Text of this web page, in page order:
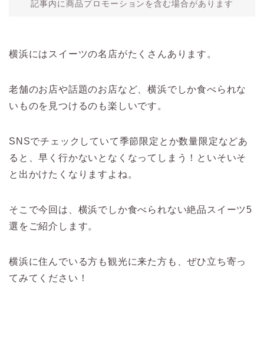
記事内に商品プロモーションを含む場合があります
横浜にはスイーツの名店がたくさんあります。
老舗のお店や話題のお店など、横浜でしか食べられな
いものを見つけるのも楽しいです。
SNSでチェックしていて季節限定とか数量限定などあ
ると、早く行かないとなくなってしまう！といそいそ
と出かけたくなりますよね。
そこで今回は、横浜でしか食べられない絶品スイーツ5
選をご紹介します。
横浜に住んでいる方も観光に来た方も、ぜひ立ち寄っ
てみてください！